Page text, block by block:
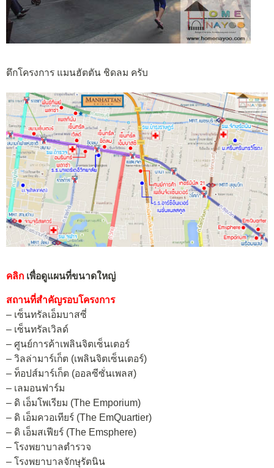
ตึกโครงการ แมนฮัตตัน ชิดลม ครับ
คลิก เพื่อดูแผนที่ขนาดใหญ่
สถานที่สำคัญรอบโครงการ
– เซ็นทรัลเอ็มบาสซี่
– เซ็นทรัลเวิลด์
– ศูนย์การค้าเพลินจิตเซ็นเตอร์
– วิลล่ามาร์เก็ต (เพลินจิตเซ็นเตอร์)
– ท็อปส์มาร์เก็ต (ออลซีซั่นเพลส)
– เลมอนฟาร์ม
– ดิ เอ็มโพเรียม (The Emporium)
– ดิ เอ็มควอเทียร์ (The EmQuartier)
– ดิ เอ็มสเฟียร์ (The Emsphere)
– โรงพยาบาลตำรวจ
– โรงพยาบาลจักษุรัตนิน